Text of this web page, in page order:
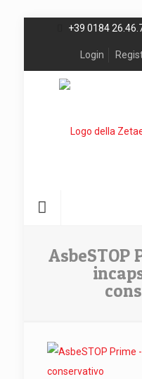
+39 0184
Login
AsbeSTOP